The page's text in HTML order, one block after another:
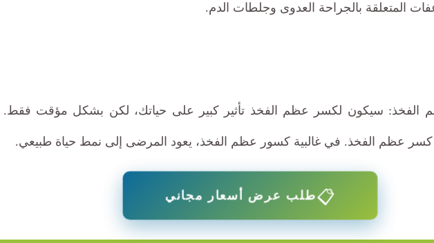
المتعلقة بالجراحة العدوى وجلطات الدم.
سيكون لكسر عظم الفخذ تأثير كبير على حياتك، لكن بشكل مؤقت فقط.
كسر عظم الفخذ. في غالبية كسور عظم الفخذ، يعود المرضى إلى نمط حياة طبيعي.
📋طلب عرض أسعار مجاني